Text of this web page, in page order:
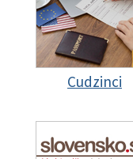
Cudzinci